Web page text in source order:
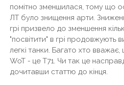
помітно зменшилася, тому що
ЛТ було знищення арти.
грі призвело до зменшення
"посвітити" в грі продовжують
легкі танки. Багато хто
WoT - це Т71. Чи так це
дочитавши статтю до кінця.